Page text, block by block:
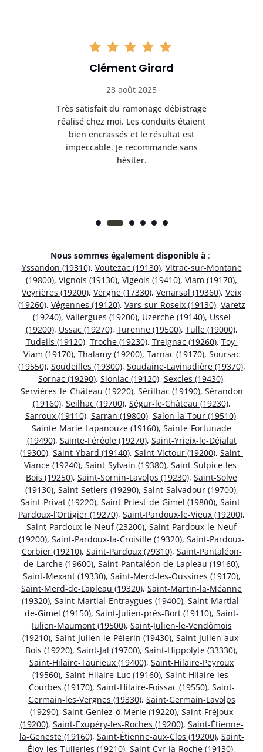
Clément Girard
28 août 2025
Très satisfait du ramonage débistrage
réalisé chez moi. Les conduits étaient
bien encrassés et le résultat est
impeccable. Je recommande sans
hésiter.
Nous sommes également disponible à :
Yssandon (19310), Voutezac (19130), Vitrac-sur-Montane
(19800), Vignols (19130), Vigeois (19410), Viam (19170),
Veyrières (19200), Vergne (17330), Venarsal (19360), Veix
(19260), Végennes (19120), Vars-sur-Roseix (19130), Varetz
(19240), Valiergues (19200), Uzerche (19140), Ussel
(19200), Ussac (19270), Turenne (19500), Tulle (19000),
Tudeils (19120), Troche (19230), Treignac (19260), Toy-
Viam (19170), Thalamy (19200), Tarnac (19170), Soursac
(19550), Soudeilles (19300), Soudaine-Lavinadière (19370),
Sornac (19290), Sioniac (19120), Sexcles (19430),
Servières-le-Château (19220), Sérilhac (19190), Sérandon
(19160), Seilhac (19700), Ségur-le-Château (19230),
Sarroux (19110), Sarran (19800), Salon-la-Tour (19510),
Sainte-Marie-Lapanouze (19160), Sainte-Fortunade
(19490), Sainte-Féréole (19270), Saint-Yrieix-le-Déjalat
(19300), Saint-Ybard (19140), Saint-Victour (19200), Saint-
Viance (19240), Saint-Sylvain (19380), Saint-Sulpice-les-
Bois (19250), Saint-Sornin-Lavolps (19230), Saint-Solve
(19130), Saint-Setiers (19290), Saint-Salvadour (19700),
Saint-Privat (19220), Saint-Priest-de-Gimel (19800), Saint-
Pardoux-l’Ortigier (19270), Saint-Pardoux-le-Vieux (19200),
Saint-Pardoux-le-Neuf (23200), Saint-Pardoux-le-Neuf
(19200), Saint-Pardoux-la-Croisille (19320), Saint-Pardoux-
Corbier (19210), Saint-Pardoux (79310), Saint-Pantaléon-
de-Larche (19600), Saint-Pantaléon-de-Lapleau (19160),
Saint-Mexant (19330), Saint-Merd-les-Oussines (19170),
Saint-Merd-de-Lapleau (19320), Saint-Martin-la-Méanne
(19320), Saint-Martial-Entraygues (19400), Saint-Martial-
de-Gimel (19150), Saint-Julien-près-Bort (19110), Saint-
Julien-Maumont (19500), Saint-Julien-le-Vendômois
(19210), Saint-Julien-le-Pèlerin (19430), Saint-Julien-aux-
Bois (19220), Saint-Jal (19700), Saint-Hippolyte (33330),
Saint-Hilaire-Taurieux (19400), Saint-Hilaire-Peyroux
(19560), Saint-Hilaire-Luc (19160), Saint-Hilaire-les-
Courbes (19170), Saint-Hilaire-Foissac (19550), Saint-
Germain-les-Vergnes (19330), Saint-Germain-Lavolps
(19290), Saint-Geniez-ô-Merle (19220), Saint-Fréjoux
(19200), Saint-Exupéry-les-Roches (19200), Saint-Étienne-
la-Geneste (19160), Saint-Étienne-aux-Clos (19200), Saint-
Éloy-les-Tuileries (19210), Saint-Cyr-la-Roche (19130),